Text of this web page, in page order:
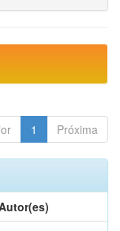
1 Próxima